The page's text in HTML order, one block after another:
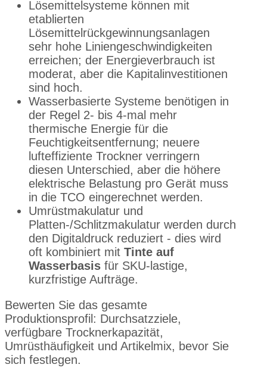
Lösemittelsysteme können mit
etablierten
Lösemittelrückgewinnungsanlagen
sehr hohe Liniengeschwindigkeiten
erreichen; der Energieverbrauch ist
moderat, aber die Kapitalinvestitionen
sind hoch.
Wasserbasierte Systeme benötigen in
der Regel 2- bis 4-mal mehr
thermische Energie für die
Feuchtigkeitsentfernung; neuere
lufteffiziente Trockner verringern
diesen Unterschied, aber die höhere
elektrische Belastung pro Gerät muss
in die TCO eingerechnet werden.
Umrüstmakulatur und
Platten-/Schlitzmakulatur werden durch
den Digitaldruck reduziert - dies wird
oft kombiniert mit Tinte auf
Wasserbasis für SKU-lastige,
kurzfristige Aufträge.
Bewerten Sie das gesamte
Produktionsprofil: Durchsatzziele,
verfügbare Trocknerkapazität,
Umrüsthäufigkeit und Artikelmix, bevor Sie
sich festlegen.